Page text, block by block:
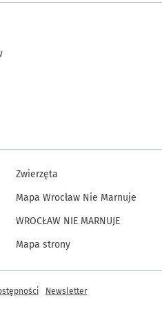
Zwierzęta
Mapa Wrocław Nie Marnuje
WROCŁAW NIE MARNUJE
Mapa strony
Newsletter